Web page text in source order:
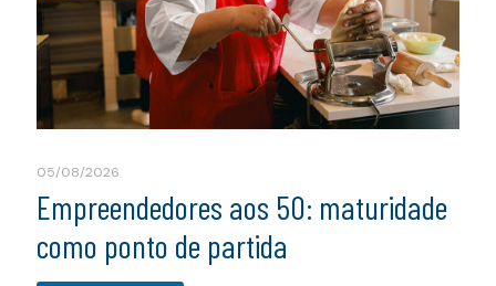
05/08/2026
Empreendedores aos 50: maturidade
como ponto de partida